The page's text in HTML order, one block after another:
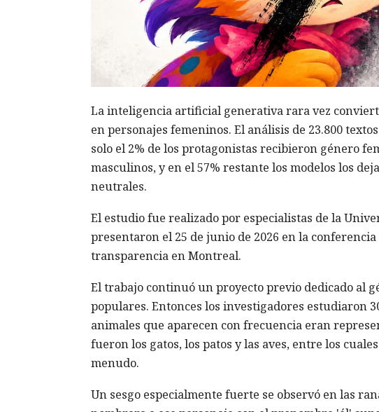
La inteligencia artificial generativa rara vez
en personajes femeninos. El análisis de 23.800
solo el 2% de los protagonistas recibieron género
masculinos, y en el 57% restante los modelos los
neutrales.
El estudio fue realizado por especialistas de la
presentaron el 25 de junio de 2026 en la
transparencia en Montreal.
El trabajo continuó un proyecto previo dedicado al
populares. Entonces los investigadores estudiaron
animales que aparecen con frecuencia eran
fueron los gatos, los patos y las aves, entre los
menudo.
Un sesgo especialmente fuerte se observó en las